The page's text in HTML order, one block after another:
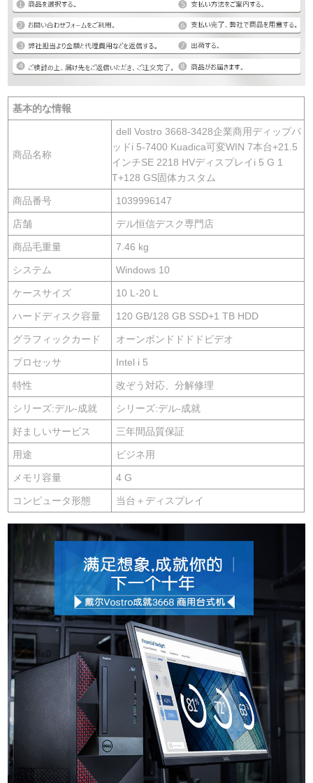
基本的な情報
商品名称
dell Vostro 3668-3428企業商用ディップパ
ッドi 5-7400 Kuadica可変WIN 7本台+21.5
インチSE 2218 HVディスプレイi 5 G 1
T+128 GS固体カスタム
商品番号 1039996147
店舗 デル恒信デスク専門店
商品毛重量 7.46 kg
システム Windows 10
ケースサイズ 10 L-20 L
ハードディスク容量 120 GB/128 GB SSD+1 TB HDD
グラフィックカード オーンボンドドドドビデオ
プロセッサ Intel i 5
特性 改ぞう対応、分解修理
シリーズ:デル-成就 シリーズ:デル-成就
好ましいサービス 三年間品質保証
用途 ビジネ用
メモリ容量 4 G
コンピュータ形態 当台＋ディスプレイ